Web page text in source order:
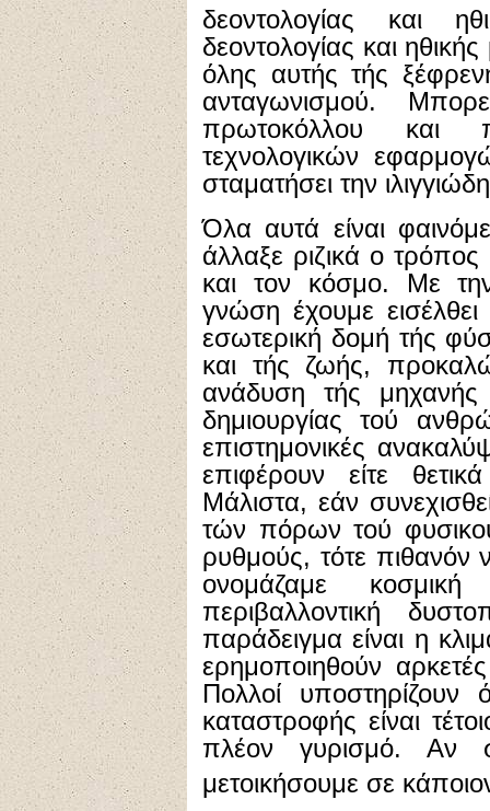
δεοντολογίας και
δεοντολογίας και
όλης αυτής τής
ανταγωνισμού.
πρωτοκόλλου και
τεχνολογικών
σταματήσει την
Όλα αυτά είναι
άλλαξε ριζικά ο
και τον κόσμο. Με την
γνώση έχουμε εισέλθει
εσωτερική δομή τής
και τής ζωής,
ανάδυση τής
δημιουργίας τού
επιστημονικές
επιφέρουν είτε
Μάλιστα, εάν
τών πόρων τού
ρυθμούς, τότε
ονομάζαμε
περιβαλλοντική
παράδειγμα είναι η
ερημοποιηθούν
Πολλοί υποστηρίζουν
καταστροφής είναι
πλέον γυρισμό. Αν
μετοικήσουμε σε